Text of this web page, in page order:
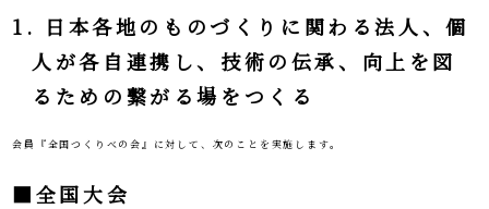
1. 日本各地のものづくりに関わる法人、個
人が各自連携し、技術の伝承、向上を図
るための繋がる場をつくる
会員『全国つくりべの会』に対して、次のことを実施します。
■全国大会